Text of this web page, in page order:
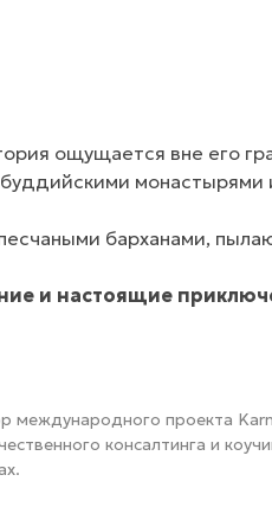
ощущается вне его
барханами,
и настоящие
международного проекта
консалтинга и